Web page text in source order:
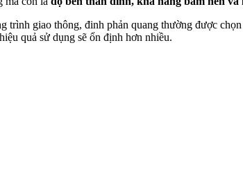
giao thông, đinh phản quang thường được
quả sử dụng sẽ ổn định hơn nhiều.